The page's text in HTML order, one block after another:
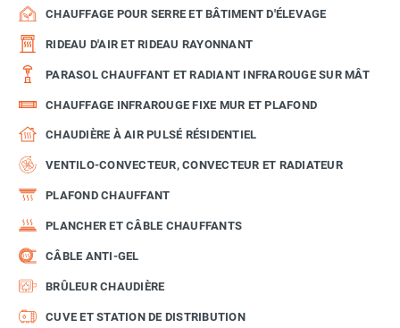
CHAUFFAGE POUR SERRE ET BÂTIMENT D'ÉLEVAGE
RIDEAU D'AIR ET RIDEAU RAYONNANT
PARASOL CHAUFFANT ET RADIANT INFRAROUGE SUR MÂT
CHAUFFAGE INFRAROUGE FIXE MUR ET PLAFOND
CHAUDIÈRE À AIR PULSÉ RÉSIDENTIEL
VENTILO-CONVECTEUR, CONVECTEUR ET RADIATEUR
PLAFOND CHAUFFANT
PLANCHER ET CÂBLE CHAUFFANTS
CÂBLE ANTI-GEL
BRÛLEUR CHAUDIÈRE
CUVE ET STATION DE DISTRIBUTION